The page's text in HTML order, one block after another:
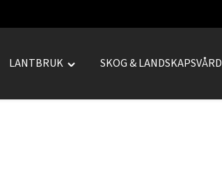
LANTBRUK
Toggle
SKOG & LANDSKAPSVÅRD